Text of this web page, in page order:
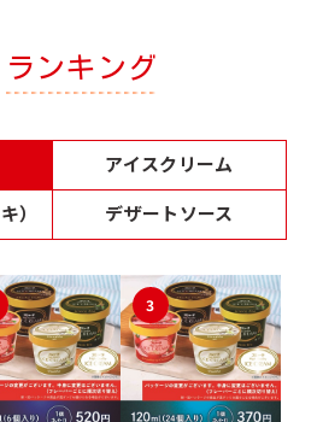
ランキング
アイスクリーム
）
デザートソース
3